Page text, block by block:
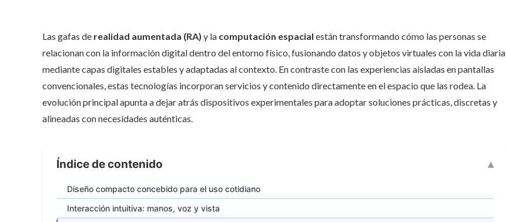
Las gafas de realidad aumentada (RA) y la computación espacial están transformando cómo las personas se
relacionan con la información digital dentro del entorno físico, fusionando datos y objetos virtuales con la vida diaria
mediante capas digitales estables y adaptadas al contexto. En contraste con las experiencias aisladas en pantallas
convencionales, estas tecnologías incorporan servicios y contenido directamente en el espacio que las rodea. La
evolución principal apunta a dejar atrás dispositivos experimentales para adoptar soluciones prácticas, discretas y
alineadas con necesidades auténticas.
Índice de contenido
Diseño compacto concebido para el uso cotidiano
Interacción intuitiva: manos, voz y vista